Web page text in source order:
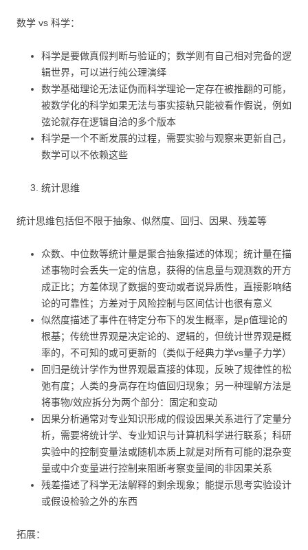
数学 vs 科学：
科学是要做真假判断与验证的；数学则有自己相对完备的逻
辑世界，可以进行纯公理演绎
数学基础理论无法证伪而科学理论一定存在被推翻的可能，
被数学化的科学如果无法与事实接轨只能被看作假说，例如
弦论就存在逻辑自洽的多个版本
科学是一个不断发展的过程，需要实验与观察来更新自己，
数学可以不依赖这些
统计思维
统计思维包括但不限于抽象、似然度、回归、因果、残差等
众数、中位数等统计量是聚合抽象描述的体现；统计量在描
述事物时会丢失一定的信息，获得的信息量与观测数的开方
成正比；方差体现了数据的变动或者说异质性，直接影响结
论的可靠性；方差对于风险控制与区间估计也很有意义
似然度描述了事件在特定分布下的发生概率，是p值理论的
根基；传统世界观是决定论的、逻辑的，但统计世界观是概
率的，不可知的或可更新的（类似于经典力学vs量子力学）
回归是统计学作为世界观最直接的体现，反映了规律性的松
弛有度；人类的身高存在均值回归现象；另一种理解方法是
将事物/效应拆分为两个部分：固定和变动
因果分析通常对专业知识形成的假设因果关系进行了定量分
析，需要将统计学、专业知识与计算机科学进行联系；科研
实验中的控制变量法或随机本质上就是对所有可能的混杂变
量或中介变量进行控制来阻断考察变量间的非因果关系
残差描述了科学无法解释的剩余现象；能提示思考实验设计
或假设检验之外的东西
拓展：